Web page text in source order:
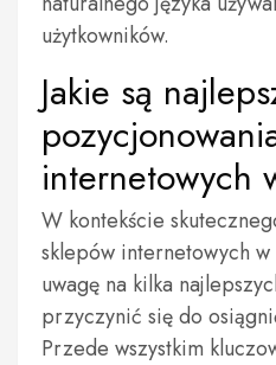
użytkowników.
Jakie są
internetowych
W kontekście
sklepów internetowych
uwagę na kilka
przyczynić się do
Przede wszystkim